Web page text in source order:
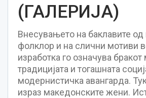
(ГАЛЕРИЈА)
Внесувањето на баклавите
фолклор и на слични мотиви
изработка го означува бракот
традицијата и тогашната
модернистичка авангарда.
израз македонските жени.